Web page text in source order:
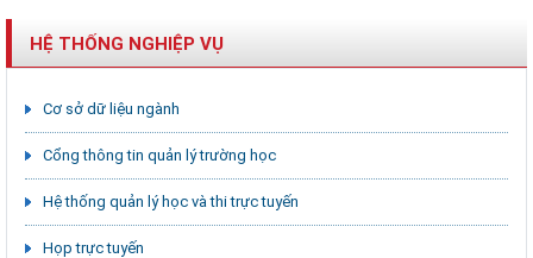
HỆ THỐNG NGHIỆP VỤ
Cơ sở dữ liệu ngành
Cổng thông tin quản lý trường học
Hệ thống quản lý học và thi trực tuyến
Họp trực tuyến